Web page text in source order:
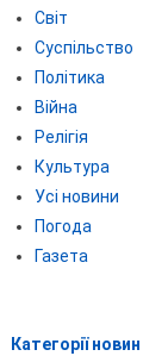
Світ
Суспільство
Політика
Війна
Релігія
Культура
Усі новини
Погода
Газета
Категорії новин